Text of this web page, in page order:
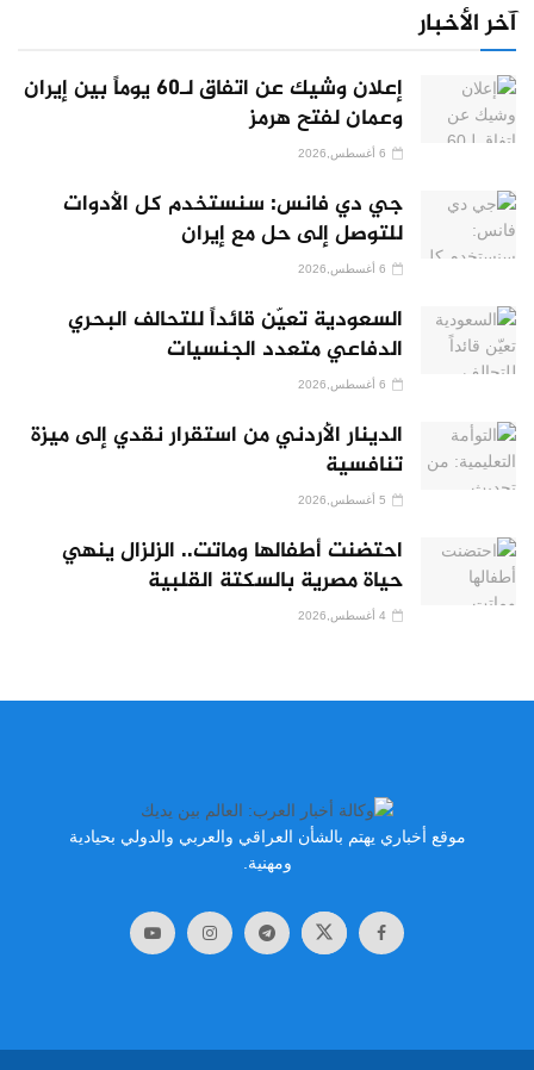
آخر الأخبار
إعلان وشيك عن اتفاق لـ60 يوماً بين إيران
وعمان لفتح هرمز
جي دي فانس: سنستخدم كل الأدوات
للتوصل إلى حل مع إيران
السعودية تعيّن قائداً للتحالف البحري
الدفاعي متعدد الجنسيات
الدينار الأردني من استقرار نقدي إلى ميزة
تنافسية
احتضنت أطفالها وماتت.. الزلزال ينهي
حياة مصرية بالسكتة القلبية
موقع أخباري يهتم بالشأن العراقي والعربي والدولي بحيادية
ومهنية.